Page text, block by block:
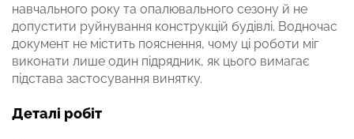
навчального року та опалювального сезону й не
допустити руйнування конструкцій будівлі. Водночас
документ не містить пояснення, чому ці роботи міг
виконати лише один підрядник, як цього вимагає
підстава застосування винятку.
Деталі робіт